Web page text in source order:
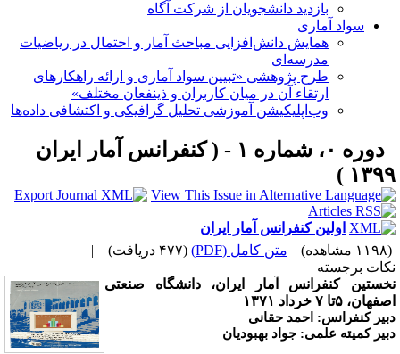
بازدید دانشجویان از شرکت آگاه
سواد آماری
همایش دانش‌افزایی مباحث آمار و احتمال در ریاضیات
مدرسه‌ای
طرح پژوهشی «تبیین سواد آماری و ارائه راهکارهای
ارتقاء آن در میان کاربران و ذینفعان مختلف»
وب‌اپلیکیشن آموزشی تحلیل گرافیکی و اکتشافی داده‌ها
دوره ۰، شماره ۱ - ( کنفرانس آمار ایران
)
اولین کنفرانس آمار ایران
| متن کامل (PDF) (۴۷۷ دریافت)
|
برجسته
کنفرانس آمار ایران، دانشگاه صنعتی
۵تا ۷ خرداد ۱۳۷۱
کنفرانس: احمد حقانی
کمیته علمی: جواد بهبودیان